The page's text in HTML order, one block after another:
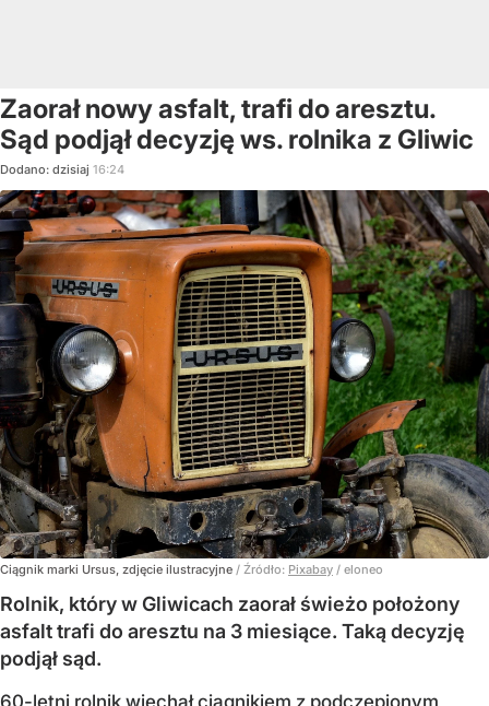
Zaorał nowy asfalt, trafi do aresztu.
Sąd podjął decyzję ws. rolnika z Gliwic
Dodano: dzisiaj 16:24
Ciągnik marki Ursus, zdjęcie ilustracyjne / Źródło: Pixabay / eloneo
Rolnik, który w Gliwicach zaorał świeżo położony
asfalt trafi do aresztu na 3 miesiące. Taką decyzję
podjął sąd.
60-letni rolnik wjechał ciągnikiem z podczepionym